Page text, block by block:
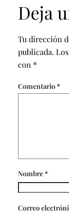
Deja
Tu dirección
publicada.
con *
Comentario*
Nombre*
Correo